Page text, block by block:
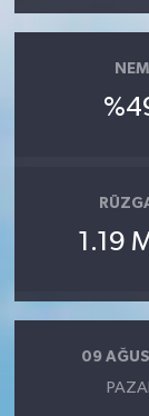
NEM
1.19
09